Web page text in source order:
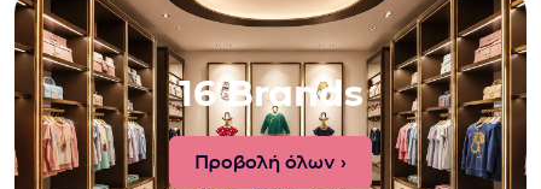
16 Brands
Προβολή όλων ›